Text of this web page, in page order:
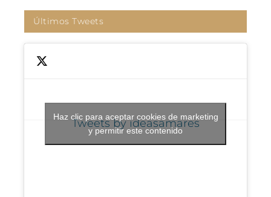
Últimos Tweets
Tweets by ideasamares
Haz clic para aceptar cookies de marketing
y permitir este contenido